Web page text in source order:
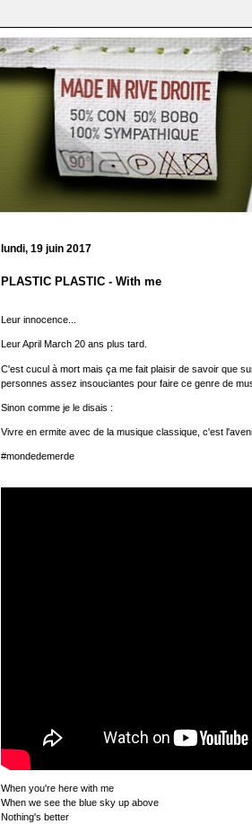
lundi, 19 juin 2017
PLASTIC PLASTIC - With me
Leur innocence...
Leur April March 20 ans plus tard.
C'est cucul à mort mais ça me fait plaisir de savoir que
personnes assez insouciantes pour faire ce genre de
Sinon comme je le disais :
Vivre en ermite avec de la musique classique, c'est
#mondedemerde
When you're here with me
When we see the blue sky up above
Nothing's better